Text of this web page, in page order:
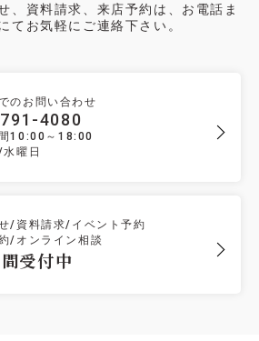
、資料請求、来店予約は、お電話ま
てお気軽にご連絡下さい。
のお問い合わせ
4080
10:00～18:00
曜日
/資料請求/イベント予約
/オンライン相談
受付中